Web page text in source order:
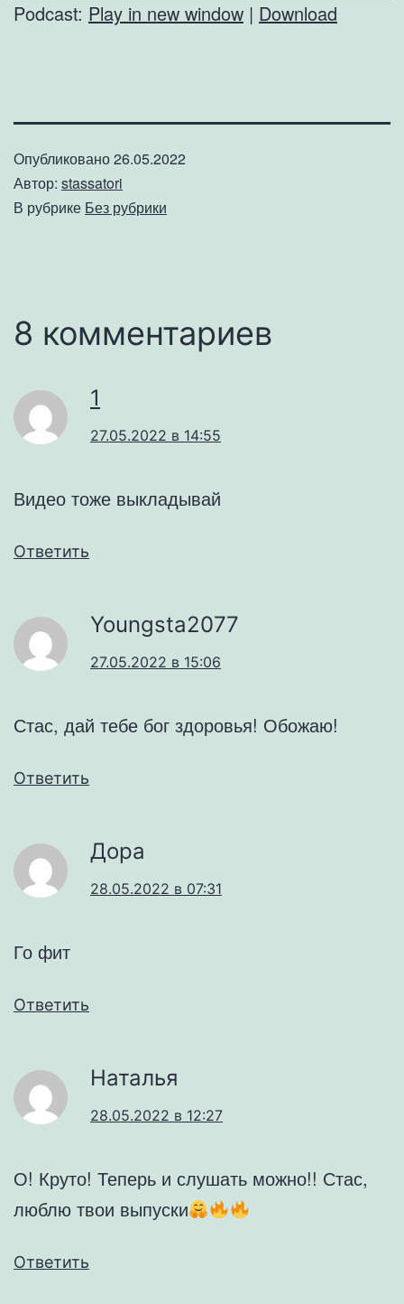
Podcast: Play in new window | Download
Опубликовано26.05.2022
Автор: stassatori
В рубрике Без рубрики
8 комментариев
1
27.05.2022 в 14:55
Видео тоже выкладывай
Ответить
Youngsta2077
27.05.2022 в 15:06
Стас, дай тебе бог здоровья! Обожаю!
Ответить
Дора
28.05.2022 в 07:31
Го фит
Ответить
Наталья
28.05.2022 в 12:27
О! Круто! Теперь и слушать можно!! Стас,
люблю твои выпуски
Ответить